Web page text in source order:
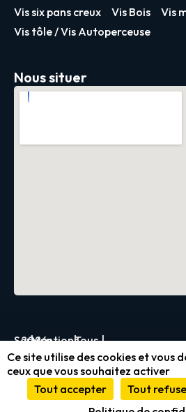
Vis six pans creux
Vis Bois
Vis
Vis tôle / Vis Autoperceuse
Nous situer
Servica
2026
|Mentions
légales
et
conformité
|Tous
droits
réservés
|
Ce site utilise des cookies et vous
ceux que vous souhaitez activer
Tout accepter
Tout